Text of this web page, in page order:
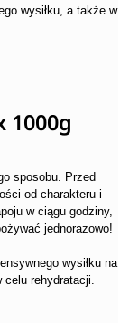
wysiłku, a także w
1000g
sposobu. Przed
od charakteru i
w ciągu godziny,
jednorazowo!
wysiłku na
rehydratacji.